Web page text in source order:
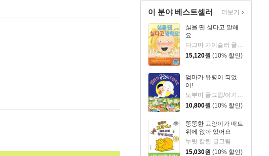
이 분야 베스트셀러
싫을 땐 싫다고 말해
요
다그마 가이슬러 글/박소영 역
15,120원 (10% 할인)
엄마가 유령이 되었
어!
노부미 글그림/이기웅 역
10,800원 (10% 할인)
뚱뚱한 고양이가 매트
위에 앉아 있어요
누릿 칼린 글그림
15,030원 (10% 할인)
더보기